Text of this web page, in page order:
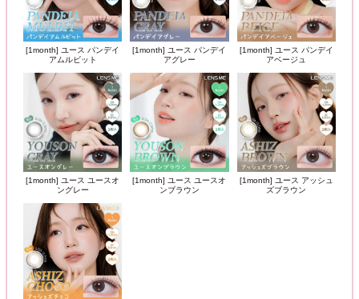
[1month] ユース パンデイ
アムルビット
[1month] ユース パンデイ
アグレー
[1month] ユース パンデイ
アベージュ
[1month] ユース ユースオ
ングレー
[1month] ユース ユースオ
ンブラウン
[1month] ユース アッシュ
ズブラウン